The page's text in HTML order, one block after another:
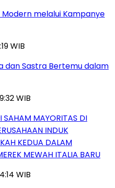
Modern melalui Kampanye
WIB
dan Sastra Bertemu dalam
WIB
SAHAM MAYORITAS DI
INDUK
KEDUA DALAM
MEWAH ITALIA BARU
WIB